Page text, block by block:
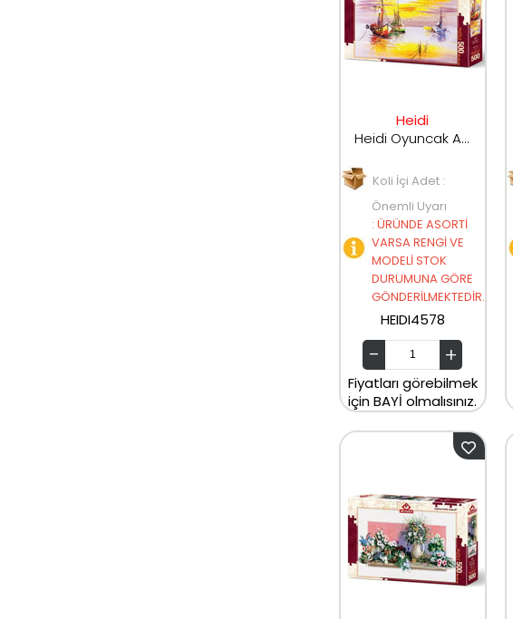
Heidi
Heidi Oyuncak Art Puzzle Akşam Güneşi 500 Parça 4578
Koli İçi Adet :
Önemli Uyarı
: ÜRÜNDE ASORTİ
VARSA RENGİ VE
MODELİ STOK
DURUMUNA GÖRE
GÖNDERİLMEKTEDİR.
HEIDI4578
Fiyatları görebilmek
için BAYİ olmalısınız.